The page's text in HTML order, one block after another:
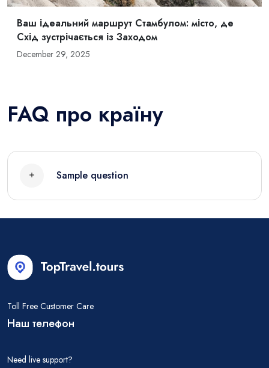
Ваш ідеальний маршрут Стамбулом: місто, де
Схід зустрічається із Заходом
December 29, 2025
FAQ про країну
Sample question
Toll Free Customer Care
Наш телефон
Need live support?